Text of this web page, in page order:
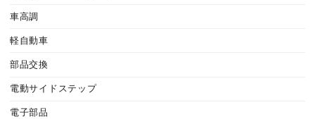
車高調
軽自動車
部品交換
電動サイドステップ
電子部品